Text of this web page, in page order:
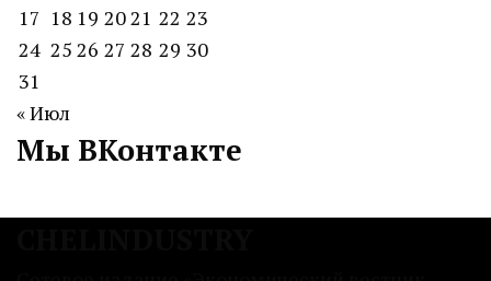
17 18 19 2021 22 23
24 25 26 27 28 29 30
31
« Июл
Мы ВКонтакте